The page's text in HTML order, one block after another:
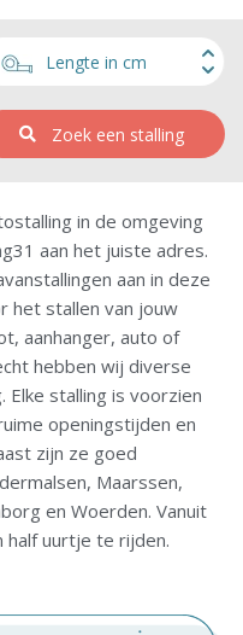
Zoek een stalling
in de omgeving
aan het juiste adres.
aan in deze
het stallen van jouw
aanhanger, auto of
hebben wij diverse
Elke stalling is voorzien
openingstijden en
zijn ze goed
Maarssen,
en Woerden. Vanuit
half uurtje te rijden.